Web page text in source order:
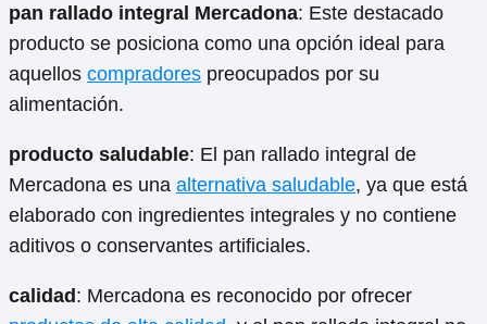
pan rallado integral Mercadona: Este destacado
producto se posiciona como una opción ideal para
aquellos compradores preocupados por su
alimentación.
producto saludable: El pan rallado integral de
Mercadona es una alternativa saludable, ya que está
elaborado con ingredientes integrales y no contiene
aditivos o conservantes artificiales.
calidad: Mercadona es reconocido por ofrecer